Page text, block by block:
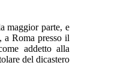
maggior parte, e
Roma presso il
addetto alla
del dicastero